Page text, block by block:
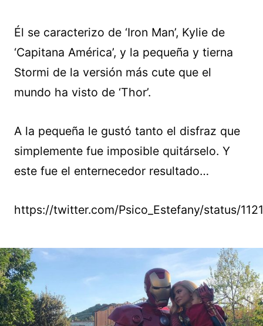
Él se caracterizo de ‘Iron Man’, Kylie de
‘Capitana América’, y la pequeña y tierna
Stormi de la versión más cute que el
mundo ha visto de ‘Thor’.
A la pequeña le gustó tanto el disfraz que
simplemente fue imposible quitárselo. Y
este fue el enternecedor resultado…
https://twitter.com/Psico_Estefany/status/